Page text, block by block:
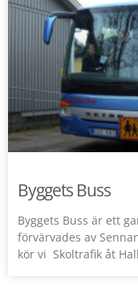
Byggets Buss
Byggets Buss är ett
förvärvades av
kör vi Skoltrafik åt